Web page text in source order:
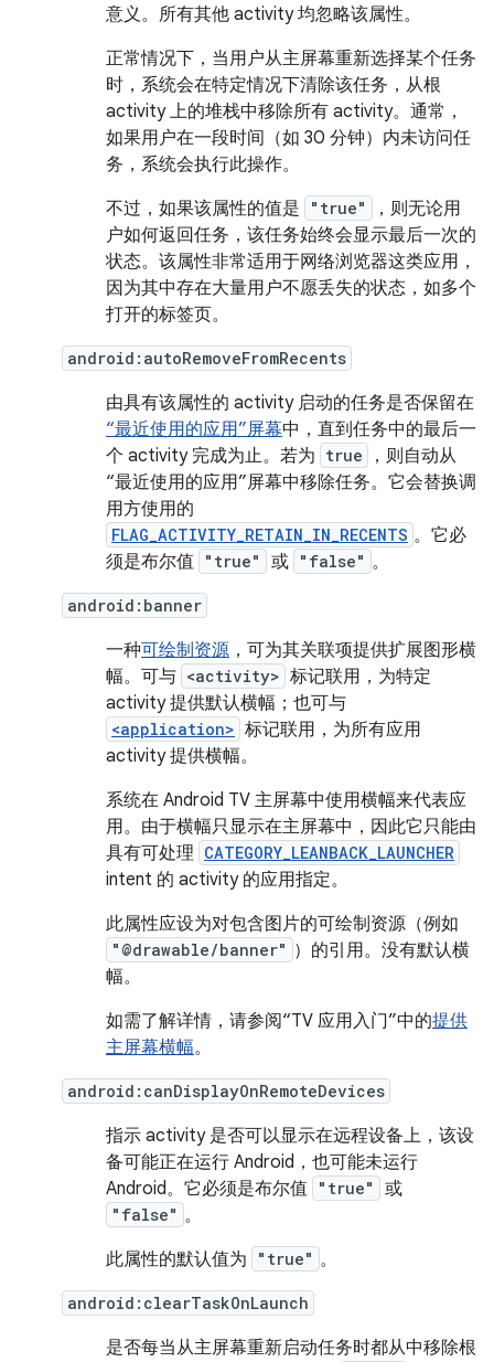
意义。所有其他 activity 均忽略该属性。
正常情况下，当用户从主屏幕重新选择某个任务
时，系统会在特定情况下清除该任务，从根
activity 上的堆栈中移除所有 activity。通常，
如果用户在一段时间（如 30 分钟）内未访问任
务，系统会执行此操作。
不过，如果该属性的值是
"true"
，则无论用
户如何返回任务，该任务始终会显示最后一次的
状态。该属性非常适用于网络浏览器这类应用，
因为其中存在大量用户不愿丢失的状态，如多个
打开的标签页。
android:autoRemoveFromRecents
由具有该属性的 activity 启动的任务是否保留在
“最近使用的应用”屏幕中，直到任务中的最后一
个 activity 完成为止。若为 true
，则自动从
“最近使用的应用”屏幕中移除任务。它会替换调
用方使用的
FLAG_ACTIVITY_RETAIN_IN_RECENTS 。它必
须是布尔值 "true" 或 "false" 。
android:banner
一种可绘制资源 ，可为其关联项提供扩展图形横
幅。可与 <activity> 标记联用，为特定
activity 提供默认横幅；也可与
<application> 标记联用，为所有应用
activity 提供横幅。
系统在 Android TV 主屏幕中使用横幅来代表应
用。由于横幅只显示在主屏幕中，因此它只能由
具有可处理 CATEGORY_LEANBACK_LAUNCHER
intent 的 activity 的应用指定。
此属性应设为对包含图片的可绘制资源（例如
"@drawable/banner" ）的引用。没有默认横
幅。
如需了解详情，请参阅“TV 应用入门”中的提供
主屏幕横幅。
android:canDisplayOnRemoteDevices
指示 activity 是否可以显示在远程设备上，该设
备可能正在运行 Android，也可能未运行
Android。它必须是布尔值 "true" 或
"false" 。
此属性的默认值为
"true" 。
android:clearTaskOnLaunch
是否每当从主屏幕重新启动任务时都从中移除根